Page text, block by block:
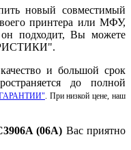
новый совместимый
принтера или МФУ,
подходит, Вы можете
и большой срок
до полной
. При низкой цене, наш
(06A) Вас приятно